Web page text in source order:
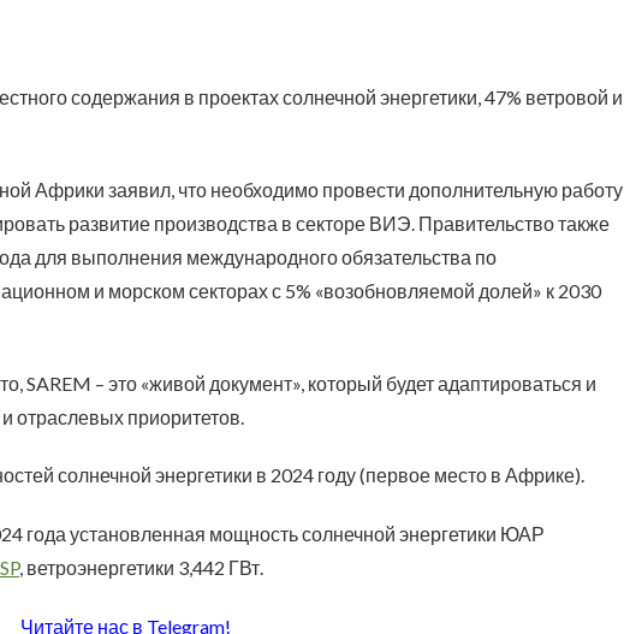
содержания в проектах солнечной энергетики, 47% ветровой и
Африки заявил, что необходимо провести дополнительную работу,
развитие производства в секторе ВИЭ. Правительство также
для выполнения международного обязательства по
и морском секторах с 5% «возобновляемой долей» к 2030
SAREM – это «живой документ», который будет адаптироваться и
отраслевых приоритетов.
солнечной энергетики в 2024 году (первое место в Африке).
года установленная мощность солнечной энергетики ЮАР
, ветроэнергетики 3,442 ГВт.
Читайте нас в Telegram!